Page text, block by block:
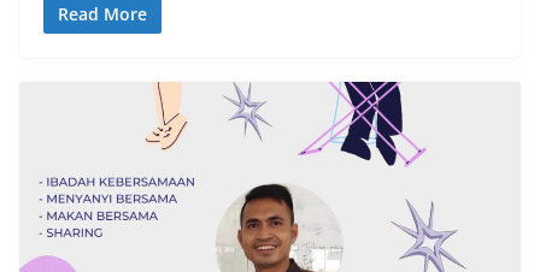
Read More